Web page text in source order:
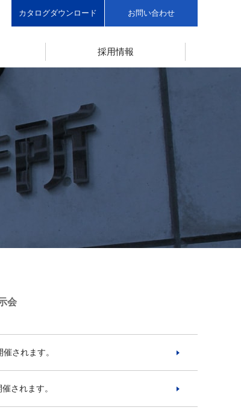
採用情報
カタログダウンロード お問い合わせ
会
されます。
されます。